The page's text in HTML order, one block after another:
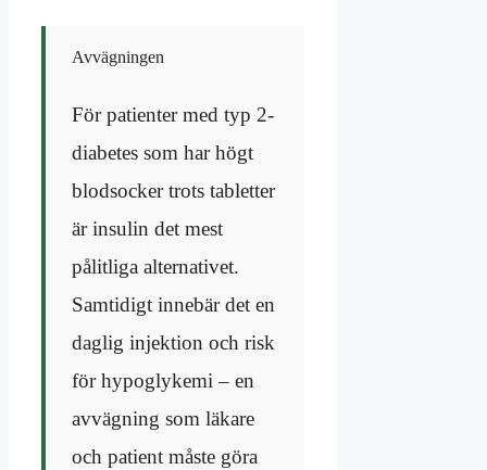
Avvägningen
För patienter med typ 2-
diabetes som har högt
blodsocker trots tabletter
är insulin det mest
pålitliga alternativet.
Samtidigt innebär det en
daglig injektion och risk
för hypoglykemi – en
avvägning som läkare
och patient måste göra